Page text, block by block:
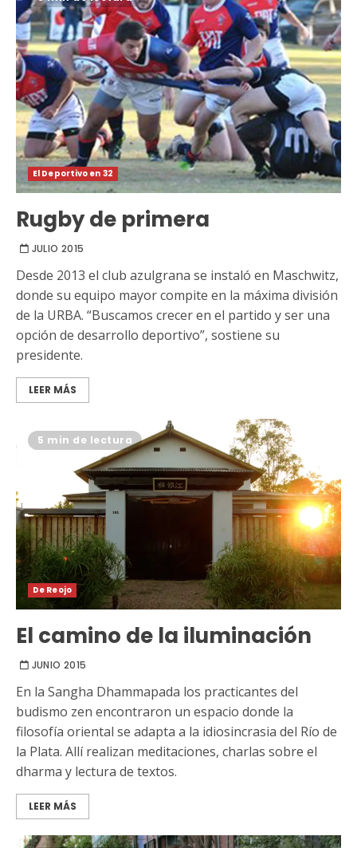
El Deportivo en 32
Rugby de primera
JULIO 2015
Desde 2013 el club azulgrana se instaló en Maschwitz,
donde su equipo mayor compite en la máxima división
de la URBA. “Buscamos crecer en el partido y ser una
opción de desarrollo deportivo”, sostiene su
presidente.
LEER MÁS
5 min de lectura
De Reojo
El camino de la iluminación
JUNIO 2015
En la Sangha Dhammapada los practicantes del
budismo zen encontraron un espacio donde la
filosofía oriental se adapta a la idiosincrasia del Río de
la Plata. Allí realizan meditaciones, charlas sobre el
dharma y lectura de textos.
LEER MÁS